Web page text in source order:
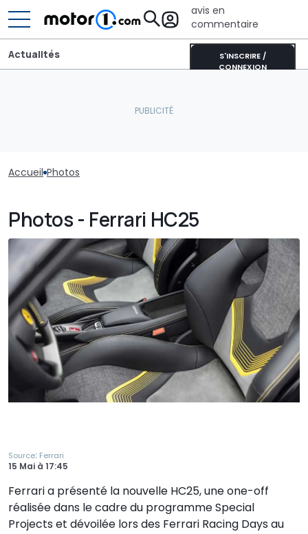
avis en
commentaire
S'INSCRIRE /
CONNEXION
Actualités
Accueil Photos
Photos - Ferrari HC25
Source: Ferrari
15 Mai à 17:45
Ferrari a présenté la nouvelle HC25, une one-off
réalisée dans le cadre du programme Special
Projects et dévoilée lors des Ferrari Racing Days au